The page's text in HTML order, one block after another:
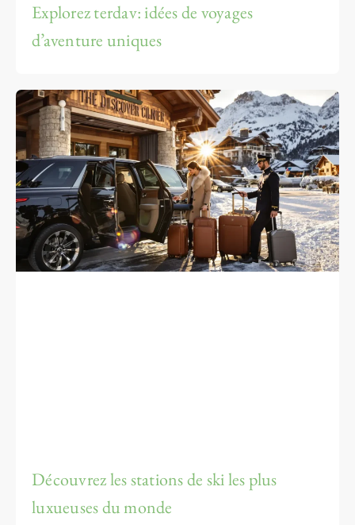
Explorez terdav: idées de voyages
d’aventure uniques
Découvrez les stations de ski les plus
luxueuses du monde